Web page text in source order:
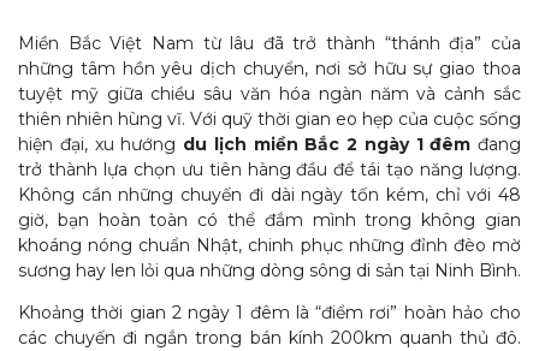
Miền Bắc Việt Nam từ lâu đã trở thành “thánh địa” của
những tâm hồn yêu dịch chuyển, nơi sở hữu sự giao thoa
tuyệt mỹ giữa chiều sâu văn hóa ngàn năm và cảnh sắc
thiên nhiên hùng vĩ. Với quỹ thời gian eo hẹp của cuộc sống
hiện đại, xu hướng du lịch miền Bắc 2 ngày 1 đêm đang
trở thành lựa chọn ưu tiên hàng đầu để tái tạo năng lượng.
Không cần những chuyến đi dài ngày tốn kém, chỉ với 48
giờ, bạn hoàn toàn có thể đắm mình trong không gian
khoáng nóng chuẩn Nhật, chinh phục những đỉnh đèo mờ
sương hay len lỏi qua những dòng sông di sản tại Ninh Bình.
Khoảng thời gian 2 ngày 1 đêm là “điểm rơi” hoàn hảo cho
các chuyến đi ngắn trong bán kính 200km quanh thủ đô.